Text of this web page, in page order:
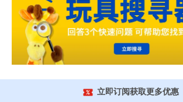
立即订阅获取更多优惠